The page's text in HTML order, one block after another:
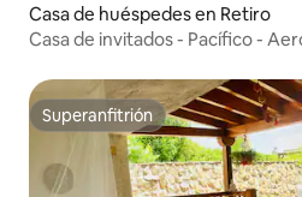
Casa de huéspedes en Retiro
Casa de invitados - Pacífico -
Superanfitrión
Superanfitrión